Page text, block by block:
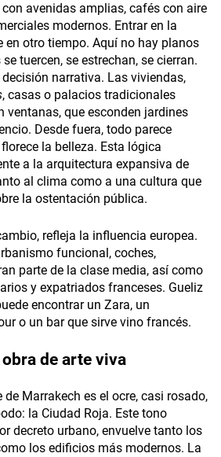
avenidas amplias, cafés con aire
modernos. Entrar en la
en otro tiempo. Aquí no hay planos
tuercen, se estrechan, se cierran.
narrativa. Las viviendas,
, casas o palacios tradicionales
ventanas, que esconden jardines
Desde fuera, todo parece
la belleza. Esta lógica
a la arquitectura expansiva de
al clima como a una cultura que
la ostentación pública.
refleja la influencia europea.
funcional, coches,
parte de la clase media, así como
y expatriados franceses. Gueliz
encontrar un Zara, un
o un bar que sirve vino francés.
de arte viva
Marrakech es el ocre, casi rosado,
la Ciudad Roja. Este tono
decreto urbano, envuelve tanto los
los edificios más modernos. La